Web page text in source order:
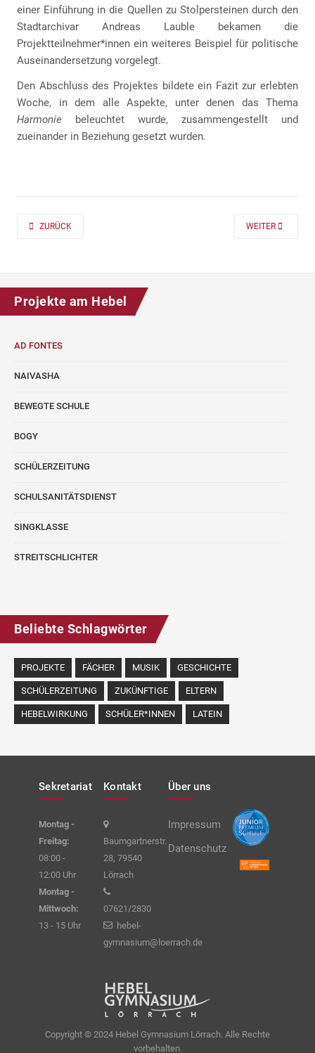
einer Einführung in die Quellen zu Stolpersteinen durch den
Stadtarchivar Andreas Lauble bekamen die
Projektteilnehmer*innen ein weiteres Beispiel für politische
Auseinandersetzung vorgelegt.
Den Abschluss des Projektes bildete ein Fazit zur erlebten
Woche, in dem alle Aspekte, unter denen das Thema
Harmonie beleuchtet wurde, zusammengestellt und
zueinander in Beziehung gesetzt wurden.
PREVIOUS ARTICLE: AD FONTES 2019/20 „MASS“ FÜR DIE KLASSEN 7
ZURÜCK NEXT ARTICLE:
WEITER
Projekte am Hebel
AD FONTES
NAIVASHA
BEWEGTE SCHULE
BOGY
SCHÜLERZEITUNG
SCHULSANITÄTSDIENST
SINGKLASSE
STREITSCHLICHTER
Beliebte Schlagwörter
PROJEKTE FÄCHER MUSIK GESCHICHTE
SCHÜLERZEITUNG ZUKÜNFTIGE ELTERN
HEBELWIRKUNG SCHÜLER*INNEN LATEIN
Sekretariat
Montag -
Freitag:
08:00 -
12:00 Uhr
Montag -
Mittwoch:
13 - 15 Uhr
Kontakt
Baumgartnerstr.
28, 79540
Lörrach
07621/2830
hebel-
gymnasium@loerrach.de
Über uns
Impressum
Datenschutz
Copyright © 2024 Hebel Gymnasium Lörrach. Alle Rechte
vorbehalten.